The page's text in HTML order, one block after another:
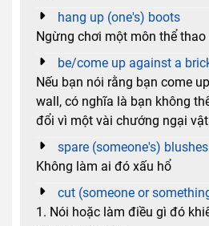
hang up (one's) boots
Ngừng chơi một môn thể thao
be/come up against a
Nếu bạn nói rằng bạn come
wall, có nghĩa là bạn không
đổi vì một vài chướng ngại
spare (someone's) blushes
Không làm ai đó xấu hổ
cut (someone or
1. Nói hoặc làm điều gì đó